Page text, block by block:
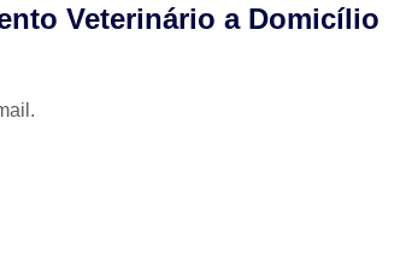
Veterinário a Domicílio